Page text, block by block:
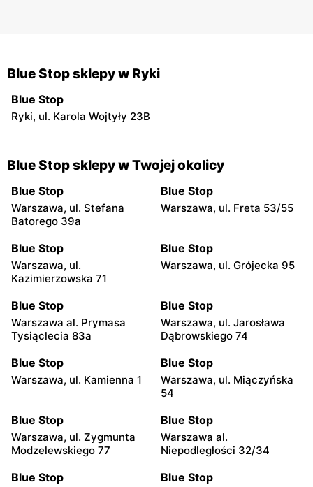
Blue Stop sklepy w Ryki
Blue Stop
Ryki, ul. Karola Wojtyły 23B
Blue Stop sklepy w Twojej okolicy
Blue Stop
Warszawa, ul. Stefana
Batorego 39a
Blue Stop
Warszawa, ul. Freta 53/55
Blue Stop
Warszawa, ul.
Kazimierzowska 71
Blue Stop
Warszawa, ul. Grójecka 95
Blue Stop
Warszawa al. Prymasa
Tysiąclecia 83a
Blue Stop
Warszawa, ul. Jarosława
Dąbrowskiego 74
Blue Stop
Warszawa, ul. Kamienna 1
Blue Stop
Warszawa, ul. Miączyńska
54
Blue Stop
Warszawa, ul. Zygmunta
Modzelewskiego 77
Blue Stop
Warszawa al.
Niepodległości 32/34
Blue Stop Blue Stop